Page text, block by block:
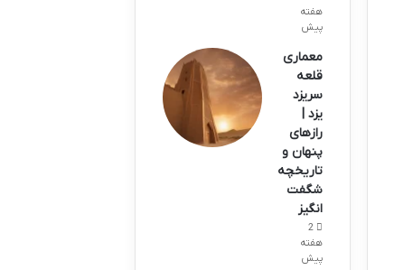
هفته
پیش
معماری
قلعه
سریزد
یزد |
رازهای
پنهان و
تاریخچه
شگفت
انگیز
2
هفته
پیش